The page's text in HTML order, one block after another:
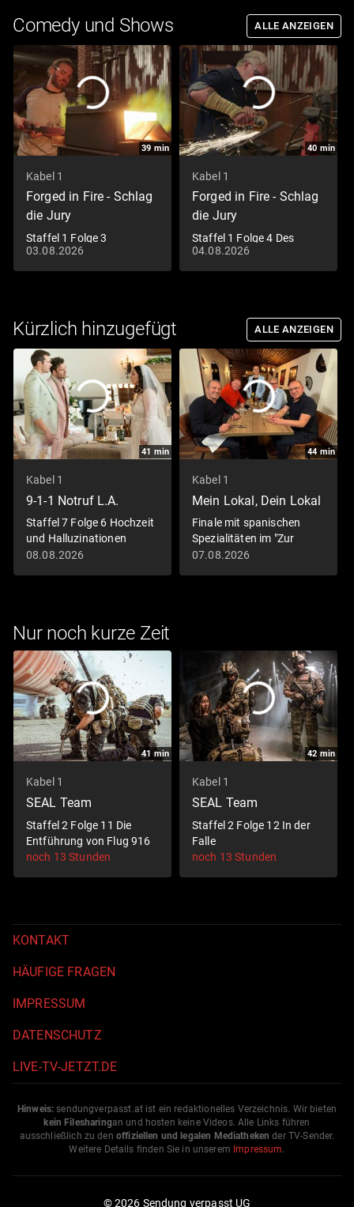
Comedy und Shows ALLE ANZEIGEN
39 min
Kabel 1
Forged in Fire - Schlag
die Jury
Staffel 1 Folge 3
Mittelalterlicher Dolch
03.08.2026
40 min
Kabel 1
Forged in Fire - Schlag
die Jury
Staffel 1 Folge 4 Des
Schmiedes Wahl
04.08.2026
Kürzlich hinzugefügt ALLE ANZEIGEN
41 min
Kabel 1
9-1-1 Notruf L.A.
Staffel 7 Folge 6 Hochzeit
und Halluzinationen
08.08.2026
44 min
Kabel 1
Mein Lokal, Dein Lokal
Finale mit spanischen
Spezialitäten im "Zur
Kutsche Tapas & mehr"
07.08.2026
Nur noch kurze Zeit
41 min
Kabel 1
SEAL Team
Staffel 2 Folge 11 Die
Entführung von Flug 916
noch 13 Stunden
42 min
Kabel 1
SEAL Team
Staffel 2 Folge 12 In der
Falle
noch 13 Stunden
KONTAKT
HÄUFIGE FRAGEN
IMPRESSUM
DATENSCHUTZ
LIVE-TV-JETZT.DE
Hinweis: sendungverpasst.at ist ein redaktionelles Verzeichnis. Wir bieten
kein Filesharingan und hosten keine Videos. Alle Links führen
ausschließlich zu den offiziellen und legalen Mediatheken der TV-Sender.
Weitere Details finden Sie in unserem Impressum.
© 2026 Sendung verpasst UG